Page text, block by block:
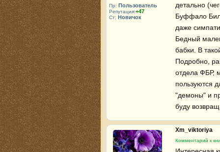
Пр: Пользователь
Репутация:+47
Ст: Новичок
детально
Буффало
даже
Бедный
бабки. В
Подробно,
отдела ФБР,
пользуются
"демоны" и
буду
Xm_viktoriya
Комментарий к